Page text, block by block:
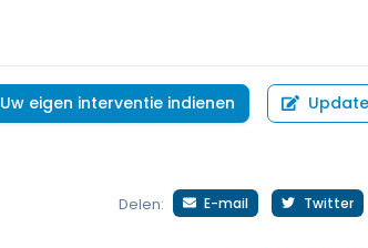
Uw eigen interventie indienen
Delen: E-mail Twitter